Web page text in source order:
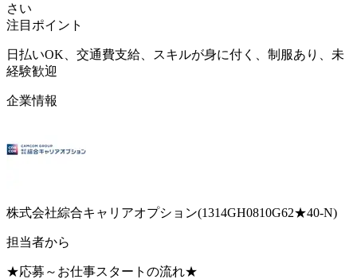
さい
注目ポイント
日払いOK、交通費支給、スキルが身に付く、制服あり、未
経験歓迎
企業情報
株式会社綜合キャリアオプション(1314GH0810G62★40-N)
担当者から
★応募～お仕事スタートの流れ★